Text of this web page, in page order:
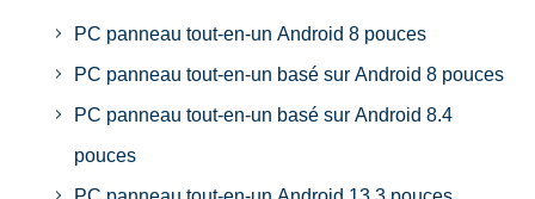
PC panneau tout-en-un Android 8 pouces
PC panneau tout-en-un basé sur Android 8 pouces
PC panneau tout-en-un basé sur Android 8.4
pouces